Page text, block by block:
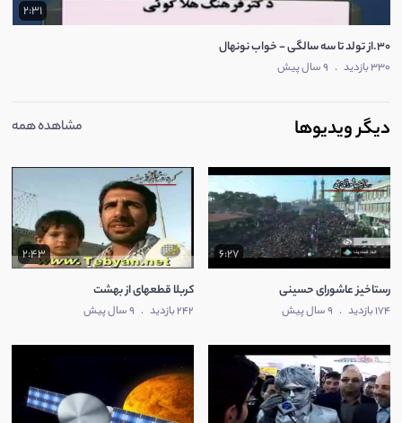
2:31
30.از تولد تا سه سالگی - خواب نونهال
330 بازدید . 9 سال پیش
دیگر ویدیوها مشاهده همه
6:27
رستاخیز عاشورای حسینی
174 بازدید . 9 سال پیش
2:43
کربلا قطعهای از بهشت
242 بازدید . 9 سال پیش